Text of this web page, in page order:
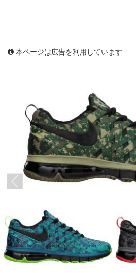
本ページは広告を利用しています